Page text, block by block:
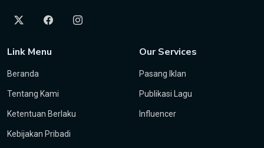
Link Menu
Beranda
Tentang Kami
Ketentuan Berlaku
Kebijakan Pribadi
Our Services
Pasang Iklan
Publikasi Lagu
Influencer